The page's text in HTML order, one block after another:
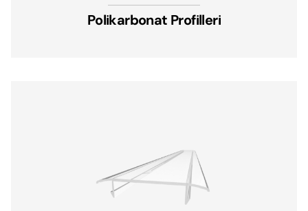
Polikarbonat Profilleri